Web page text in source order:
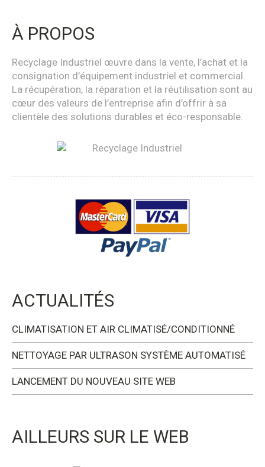
À PROPOS
Recyclage Industriel œuvre dans la vente, l’achat et la
consignation d’équipement industriel et commercial.
La récupération, la réparation et la réutilisation sont au
cœur des valeurs de l’entreprise afin d’offrir à sa
clientèle des solutions durables et éco-responsable.
ACTUALITÉS
CLIMATISATION ET AIR CLIMATISÉ/CONDITIONNÉ
NETTOYAGE PAR ULTRASON SYSTÈME AUTOMATISÉ
LANCEMENT DU NOUVEAU SITE WEB
AILLEURS SUR LE WEB